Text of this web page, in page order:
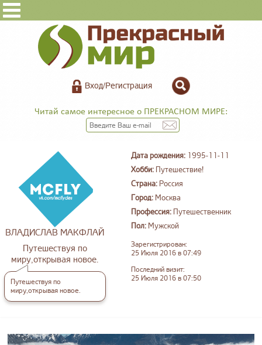
Вход/Регистрация
Читай самое интересное о ПРЕКРАСНОМ МИРЕ:
ВЛАДИСЛАВ МАКФЛАЙ
Путешествуя по
миру,открывая новое.
Путешествуя по
миру,открывая новое.
Дата рождения: 1995-11-11
Хобби: Путешествие!
Страна: Россия
Город: Москва
Профессия: Путешественник
Пол: Мужской
Зарегистрирован:
25 Июля 2016 в 07:49
Последний визит:
25 Июля 2016 в 07:50